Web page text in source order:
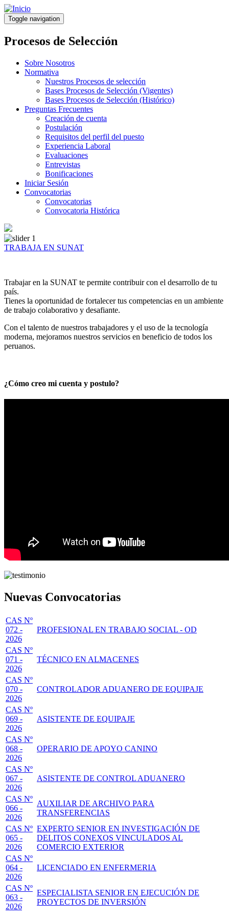
Pasar
al
contenido
principal
Toggle navigation
Procesos de Selección
Sobre Nosotros
Normativa
Nuestros Procesos de selección
Bases Procesos de Selección (Vigentes)
Bases Procesos de Selección (Histórico)
Preguntas Frecuentes
Creación de cuenta
Postulación
Requisitos del perfil del puesto
Experiencia Laboral
Evaluaciones
Entrevistas
Bonificaciones
Iniciar Sesión
Convocatorias
Convocatorias
Convocatoria Histórica
TRABAJA EN SUNAT
Trabajar en la SUNAT te permite contribuir con el desarrollo de tu
país.
Tienes la oportunidad de fortalecer tus competencias en un ambiente
de trabajo colaborativo y desafiante.
Con el talento de nuestros trabajadores y el uso de la tecnología
moderna, mejoramos nuestros servicios en beneficio de todos los
peruanos.
¿Cómo creo mi cuenta y postulo?
Nuevas Convocatorias
CAS Nº
072 -
2026
PROFESIONAL EN TRABAJO SOCIAL - OD
CAS Nº
071 -
2026
TÉCNICO EN ALMACENES
CAS Nº
070 -
2026
CONTROLADOR ADUANERO DE EQUIPAJE
CAS Nº
069 -
2026
ASISTENTE DE EQUIPAJE
CAS Nº
068 -
2026
OPERARIO DE APOYO CANINO
CAS Nº
067 -
2026
ASISTENTE DE CONTROL ADUANERO
CAS Nº
066 -
2026
AUXILIAR DE ARCHIVO PARA
TRANSFERENCIAS
CAS Nº
065 -
2026
EXPERTO SENIOR EN INVESTIGACIÓN DE
DELITOS CONEXOS VINCULADOS AL
COMERCIO EXTERIOR
CAS Nº
064 -
2026
LICENCIADO EN ENFERMERIA
CAS Nº
063 -
2026
ESPECIALISTA SENIOR EN EJECUCIÓN DE
PROYECTOS DE INVERSIÓN